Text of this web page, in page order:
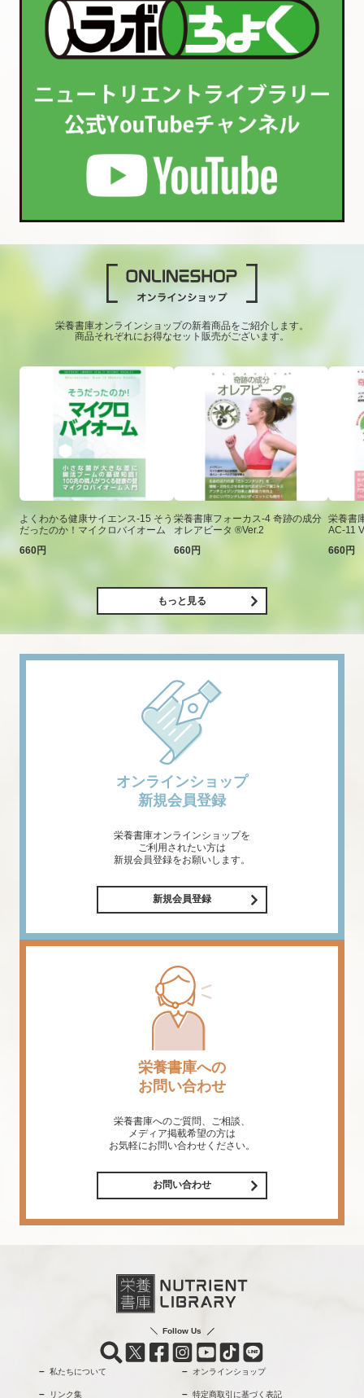
栄養書庫オンラインショップの新着商品をご紹介します。
商品それぞれにお得なセット販売がございます。
よくわかる健康サイエンス-15 そう
だったのか！マイクロバイオーム
660円
栄養書庫フォーカス-4 奇跡の成分
オレアビータ ®Ver.2
660円
栄養書
AC-11
660円
もっと見る
オンラインショップ
新規会員登録
栄養書庫オンラインショップを
ご利用されたい方は
新規会員登録をお願いします。
新規会員登録
栄養書庫への
お問い合わせ
栄養書庫へのご質問、ご相談、
メディア掲載希望の方は
お気軽にお問い合わせください。
お問い合わせ
Follow Us
私たちについて オンラインショップ
リンク集 特定商取引に基づく表記